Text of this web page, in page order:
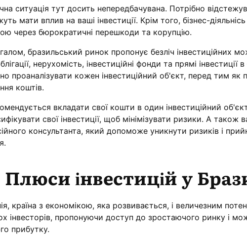
ситуація тут досить непередбачувана. Потрібно
мати вплив на ваші інвестиції. Крім того, бізнес-
через бюрократичні перешкоди та корупцію.
бразильський ринок пропонує безліч інвестиційних
нерухомість, інвестиційні фонди та прямі інвестиції
проаналізувати кожен інвестиційний об'єкт, перед тим як
коштів.
вкладати свої кошти в один інвестиційний
свої інвестиції, щоб мінімізувати ризики. А також
консультанта, який допоможе уникнути ризиків і
Плюси інвестицій у
країна з економікою, яка розвивається, і величезним
інвесторів, пропонуючи доступ до зростаючого ринку і
прибутку.